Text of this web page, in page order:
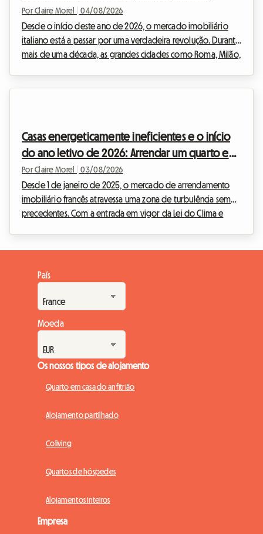
partilhado em 2026
Por Claire Morel 04/08/2026
Desde o início deste ano de 2026, o mercado imobiliário
italiano está a passar por uma verdadeira revolução. Durante
mais de uma década, as grandes cidades como Roma, Milão,
drásticas está a alterar os hábitos dos inve...
Casas energeticamente ineficientes e o início
do ano letivo de 2026: Arrendar um quarto em
sua casa é a solução legal para os anfitriões?
Por Claire Morel 03/08/2026
Desde 1 de janeiro de 2025, o mercado de arrendamento
imobiliário francês atravessa uma zona de turbulência sem
precedentes. Com a entrada em vigor da Lei do Clima e
erradicar o que é vulgarmente conhecido como “passoire
thermique” (imóvel com fraca eficiência energética). Perante
esta situação, muitos proprietários encontram-se num ...
País
Moeda
Os nossos tipos de alojamento
Quarto em casa do anfitrião
Alojamento partilhado
Coliving
Quartos de hóspedes
Alojamentos inteiros
Empresa